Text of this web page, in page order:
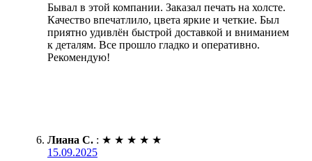
Бывал в этой компании. Заказал печать на холсте.
Качество впечатлило, цвета яркие и четкие. Был
приятно удивлён быстрой доставкой и вниманием
к деталям. Все прошло гладко и оперативно.
Рекомендую!
Лиана С. : ★ ★ ★ ★ ★
15.09.2025